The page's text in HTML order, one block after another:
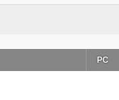
PC